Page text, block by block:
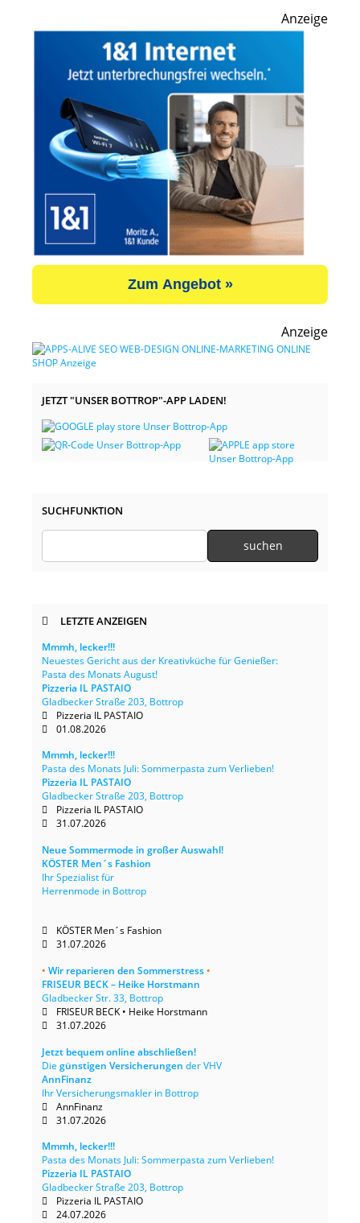
Anzeige
Zum Angebot »
Anzeige
JETZT "UNSER BOTTROP"-APP LADEN!
SUCHFUNKTION
LETZTE ANZEIGEN
Mmmh, lecker!!!
Neuestes Gericht aus der Kreativküche für Genießer:
Pasta des Monats August!
Pizzeria IL PASTAIO
Gladbecker Straße 203, Bottrop
Pizzeria IL PASTAIO
01.08.2026
Mmmh, lecker!!!
Pasta des Monats Juli: Sommerpasta zum Verlieben!
Pizzeria IL PASTAIO
Gladbecker Straße 203, Bottrop
Pizzeria IL PASTAIO
31.07.2026
Neue Sommermode in großer Auswahl!
KÖSTER Men´s Fashion
Ihr Spezialist für
Herrenmode in Bottrop
KÖSTER Men´s Fashion
31.07.2026
• Wir reparieren den Sommerstress•
FRISEUR BECK – Heike Horstmann
Gladbecker Str. 33, Bottrop
FRISEUR BECK • Heike Horstmann
31.07.2026
Jetzt bequem online abschließen!
Die günstigen Versicherungen der VHV
AnnFinanz
Ihr Versicherungsmakler in Bottrop
AnnFinanz
31.07.2026
Mmmh, lecker!!!
Pasta des Monats Juli: Sommerpasta zum Verlieben!
Pizzeria IL PASTAIO
Gladbecker Straße 203, Bottrop
Pizzeria IL PASTAIO
24.07.2026